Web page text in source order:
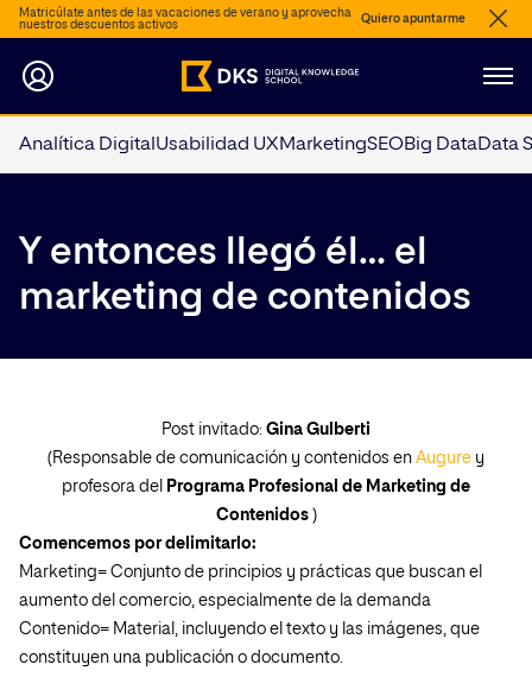
Matricúlate antes de las vacaciones de verano y aprovecha
nuestros descuentos activos
Quiero apuntarme
Analítica Digital Usabilidad UXMarketingSEOBig DataData
Y entonces llegó él… el
marketing de contenidos
Post invitado: Gina Gulberti
(Responsable de comunicación y contenidos en Augure y
profesora del
Programa Profesional de Marketing de
Contenidos )
Comencemos por delimitarlo:
Marketing= Conjunto de principios y prácticas que buscan el
aumento del comercio, especialmente de la demanda
Contenido= Material, incluyendo el texto y las imágenes, que
constituyen una publicación o documento.